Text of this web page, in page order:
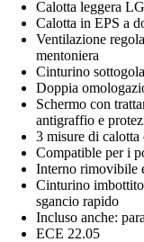
Calotta leggera
Calotta in EPS a
Ventilazione
mentoniera
Cinturino
Doppia
Schermo con
antigraffio e
3 misure di calotta
Compatible per i
Interno rimovibile
Cinturino
sgancio rapido
Incluso anche:
ECE 22.05